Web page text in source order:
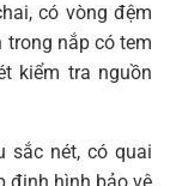
có vòng đệm
trong nắp có tem
kiểm tra nguồn
sắc nét, có quai